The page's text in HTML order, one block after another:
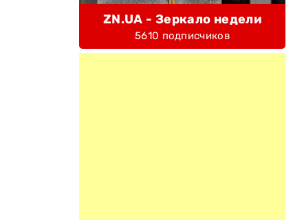
ZN.UA - Зеркало недели
5610 подписчиков